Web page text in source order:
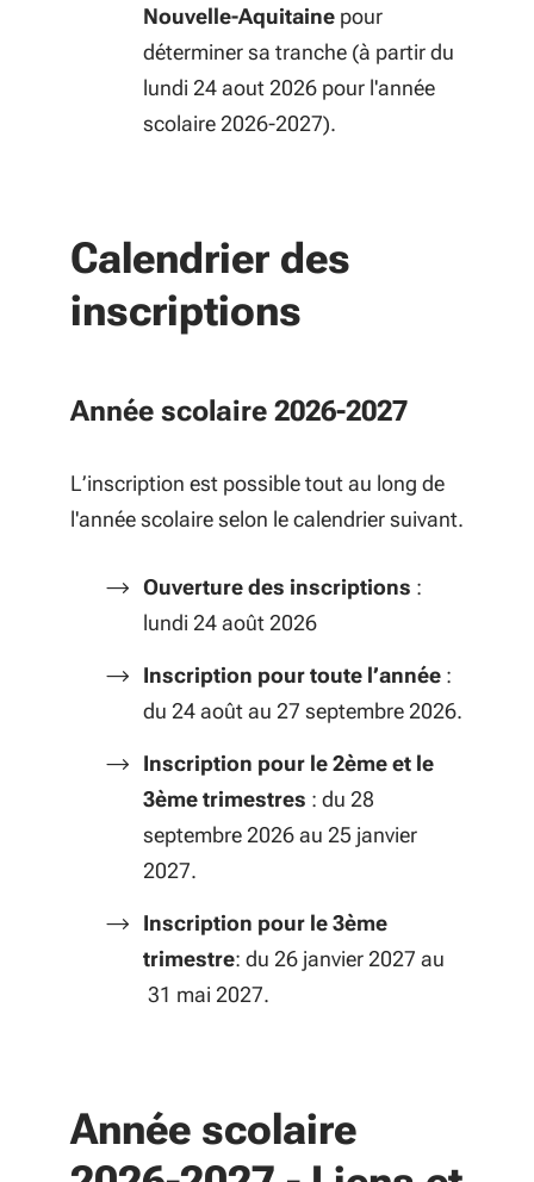
Nouvelle-Aquitaine pour
déterminer sa tranche (à partir du
lundi 24 aout 2026 pour l'année
scolaire 2026-2027).
Calendrier des
inscriptions
Année scolaire 2026-2027
L’inscription est possible tout au long de
l'année scolaire selon le calendrier suivant.
Ouverture des inscriptions :
lundi 24 août 2026
Inscription pour toute l’année :
du 24 août au 27 septembre 2026.
Inscription pour le 2ème et le
3ème trimestres : du 28
septembre 2026 au 25 janvier
2027.
Inscription pour le 3ème
trimestre: du 26 janvier 2027 au
31 mai 2027.
Année scolaire